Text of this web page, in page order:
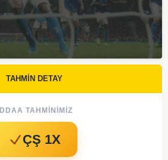
TAHMİN DETAY
İDDAA TAHMINIMIZ
ÇŞ 1X